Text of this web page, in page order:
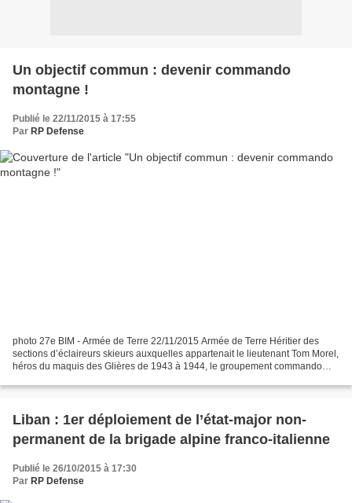
Un objectif commun : devenir commando
montagne !
Publié le 22/11/2015 à 17:55
Par RP Defense
photo 27e BIM - Armée de Terre 22/11/2015 Armée de Terre Héritier des
sections d’éclaireurs skieurs auxquelles appartenait le lieutenant Tom Morel,
héros du maquis des Glières de 1943 à 1944, le groupement commando
Liban : 1er déploiement de l’état-major non-
permanent de la brigade alpine franco-italienne
Publié le 26/10/2015 à 17:30
Par RP Defense